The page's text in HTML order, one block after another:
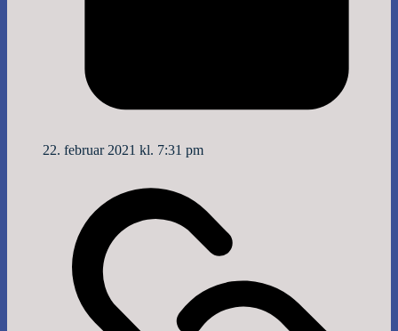
22. februar 2021 kl. 7:31 pm